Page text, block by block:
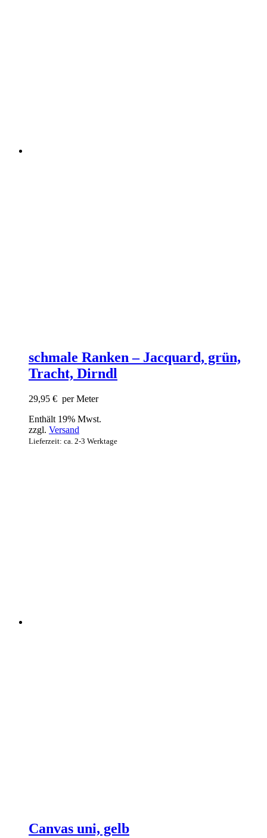
schmale Ranken – Jacquard, grün,
Tracht, Dirndl
29,95 € per Meter
Enthält 19% Mwst.
zzgl. Versand
Lieferzeit: ca. 2-3 Werktage
Canvas uni, gelb